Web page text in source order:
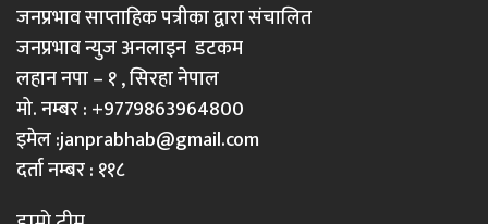
जनप्रभाव साप्ताहिक पत्रीका द्वारा संचालित
जनप्रभाव न्युज अनलाइन डटकम
लहान नपा – १ , सिरहा नेपाल
मो. नम्बर : +9779863964800
इमेल :janprabhab@gmail.com
दर्ता नम्बर : ११८